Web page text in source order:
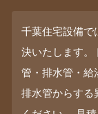
千葉住宅設備で
決いたします。
管・排水管・給
排水管からする